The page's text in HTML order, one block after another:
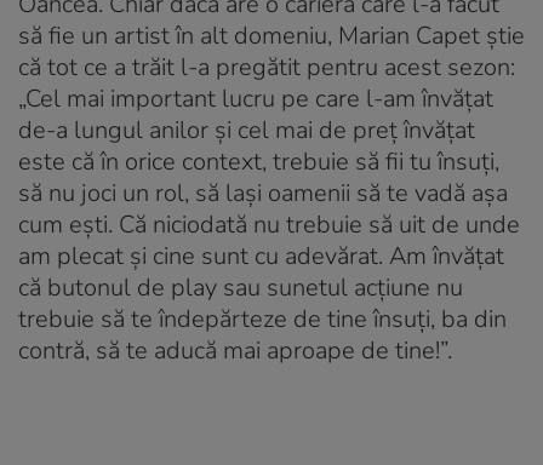
să fie un artist în alt domeniu, Marian Capet știe
că tot ce a trăit l-a pregătit pentru acest sezon:
„Cel mai important lucru pe care l-am învățat
de-a lungul anilor și cel mai de preț învățat
este că în orice context, trebuie să fii tu însuți,
să nu joci un rol, să lași oamenii să te vadă așa
cum ești. Că niciodată nu trebuie să uit de unde
am plecat și cine sunt cu adevărat. Am învățat
că butonul de play sau sunetul acțiune nu
trebuie să te îndepărteze de tine însuți, ba din
contră, să te aducă mai aproape de tine!”.